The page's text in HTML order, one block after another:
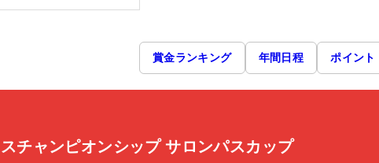
賞金ランキング 年間日程 ポイント
チャンピオンシップ サロンパスカップ